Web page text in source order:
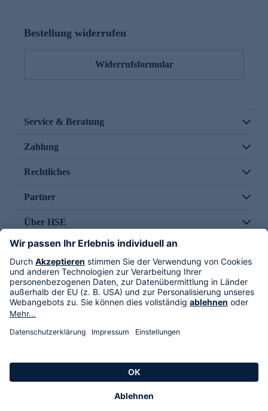
Bestellung widerrufen
Widerrufsformular
Service & Beratung
Zahlung
Rechtliches
Partner
Über HSE
Im TV
HSE International